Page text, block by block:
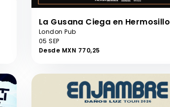
La Gusana Ciega en Hermosillo
London Pub
05 SEP
Desde MXN 770,25